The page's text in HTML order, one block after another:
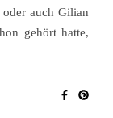
auch Gilian
gehört hatte,